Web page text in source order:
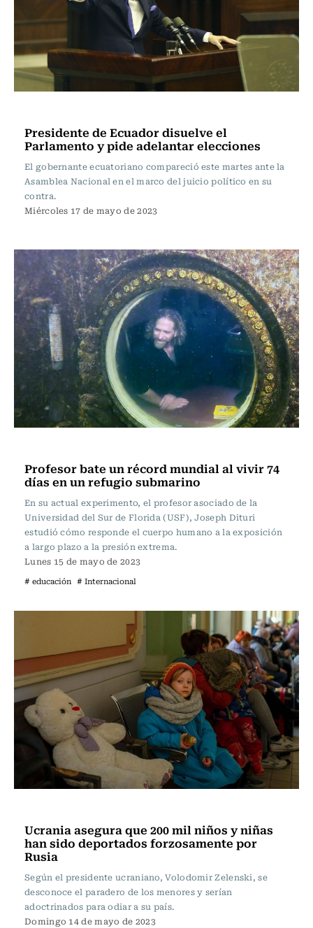
Presidente de Ecuador disuelve el
Parlamento y pide adelantar elecciones
El gobernante ecuatoriano compareció este martes ante la
Asamblea Nacional en el marco del juicio político en su
contra.
Miércoles 17 de mayo de 2023
Profesor bate un récord mundial al vivir 74
días en un refugio submarino
En su actual experimento, el profesor asociado de la
Universidad del Sur de Florida (USF), Joseph Dituri
estudió cómo responde el cuerpo humano a la exposición
a largo plazo a la presión extrema.
Lunes 15 de mayo de 2023
# educación # Internacional
Ucrania asegura que 200 mil niños y niñas
han sido deportados forzosamente por
Rusia
Según el presidente ucraniano, Volodomir Zelenski, se
desconoce el paradero de los menores y serían
adoctrinados para odiar a su país.
Domingo 14 de mayo de 2023